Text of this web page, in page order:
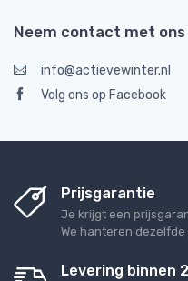
Neem contact met ons
info@actievewinter.nl
Volg ons op Facebook
Prijsgarantie
Je krijgt een
We hanteren
Levering binnen